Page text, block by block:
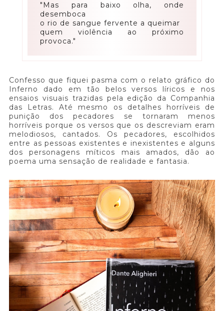
"Mas para baixo olha, onde
desemboca
o rio de sangue fervente a queimar
quem violência ao próximo
provoca."
Confesso que fiquei pasma com o relato gráfico do
Inferno dado em tão belos versos líricos e nos
ensaios visuais trazidas pela edição da Companhia
das Letras. Até mesmo os detalhes horríveis de
punição dos pecadores se tornaram menos
horríveis porque os versos que os descreviam eram
melodiosos, cantados. Os pecadores, escolhidos
entre as pessoas existentes e inexistentes e alguns
dos personagens míticos mais amados, dão ao
poema uma sensação de realidade e fantasia.